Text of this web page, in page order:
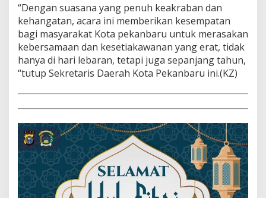
“Dengan suasana yang penuh keakraban dan
kehangatan, acara ini memberikan kesempatan
bagi masyarakat Kota pekanbaru untuk merasakan
kebersamaan dan kesetiakawanan yang erat, tidak
hanya di hari lebaran, tetapi juga sepanjang tahun,
“tutup Sekretaris Daerah Kota Pekanbaru ini.(KZ)